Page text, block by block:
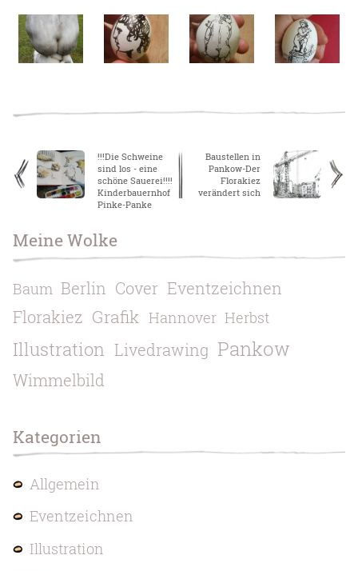
!!!Die Schweine
sind los - eine
schöne Sauerei!!!!
Kinderbauernhof
Pinke-Panke
Baustellen in
Pankow-Der
Florakiez
verändert sich
Meine Wolke
Baum Berlin Cover Eventzeichnen
Florakiez Grafik Hannover Herbst
Illustration Livedrawing Pankow
Wimmelbild
Kategorien
Allgemein
Eventzeichnen
Illustration